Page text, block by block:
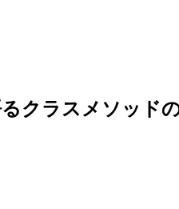
クラスメソッド